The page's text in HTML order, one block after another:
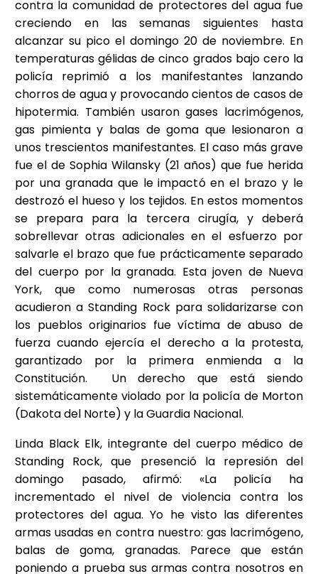
contra la comunidad de protectores del agua fue
creciendo en las semanas siguientes hasta
alcanzar su pico el domingo 20 de noviembre. En
temperaturas gélidas de cinco grados bajo cero la
policía reprimió a los manifestantes lanzando
chorros de agua y provocando cientos de casos de
hipotermia. También usaron gases lacrimógenos,
gas pimienta y balas de goma que lesionaron a
unos trescientos manifestantes. El caso más grave
fue el de Sophia Wilansky (21 años) que fue herida
por una granada que le impactó en el brazo y le
destrozó el hueso y los tejidos. En estos momentos
se prepara para la tercera cirugía, y deberá
sobrellevar otras adicionales en el esfuerzo por
salvarle el brazo que fue prácticamente separado
del cuerpo por la granada. Esta joven de Nueva
York, que como numerosas otras personas
acudieron a Standing Rock para solidarizarse con
los pueblos originarios fue víctima de abuso de
fuerza cuando ejercía el derecho a la protesta,
garantizado por la primera enmienda a la
Constitución. Un derecho que está siendo
sistemáticamente violado por la policía de Morton
(Dakota del Norte) y la Guardia Nacional.
Linda Black Elk, integrante del cuerpo médico de
Standing Rock, que presenció la represión del
domingo pasado, afirmó: «La policía ha
incrementado el nivel de violencia contra los
protectores del agua. Yo he visto las diferentes
armas usadas en contra nuestro: gas lacrimógeno,
balas de goma, granadas. Parece que están
poniendo a prueba sus armas contra nosotros en